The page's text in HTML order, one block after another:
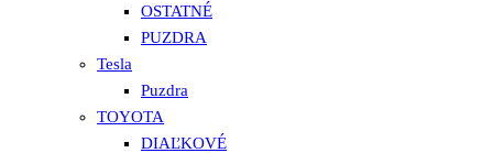
OSTATNÉ
PUZDRA
Tesla
Puzdra
TOYOTA
DIAĽKOVÉ